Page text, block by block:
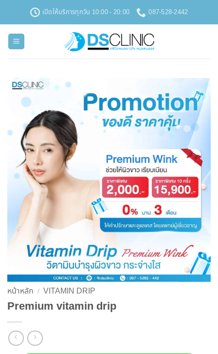
เนื้อหา
เปิดให้บริการทุกวัน 10:00 - 20:00 087-528-2442
หน้าหลัก / VITAMIN DRIP
Premium vitamin drip